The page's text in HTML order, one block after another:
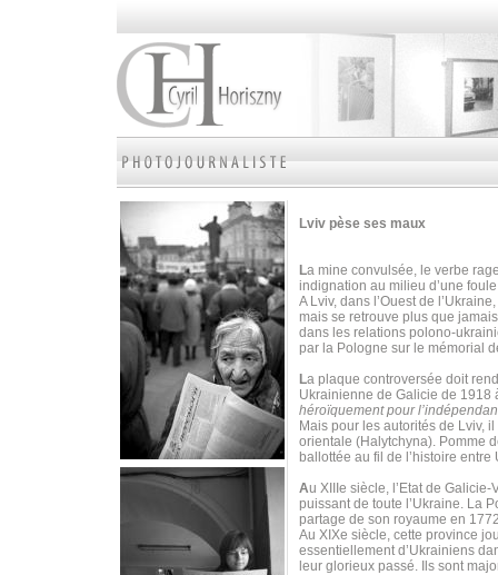
Lviv pèse ses maux
La mine convulsée, le verbe
indignation au milieu d’une
A Lviv, dans l’Ouest de
mais se retrouve plus que
dans les relations polono-
par la Pologne sur le mémorial
La plaque controversée doit
Ukrainienne de Galicie de 1918
héroïquement pour
Mais pour les autorités de Lviv,
orientale (Halytchyna). Pomme
ballottée au fil de l’histoire
Au XIIIe siècle, l’Etat de
puissant de toute l’Ukraine. La
partage de son royaume en
Au XIXe siècle, cette province
essentiellement d’Ukrainiens
leur glorieux passé. Ils sont